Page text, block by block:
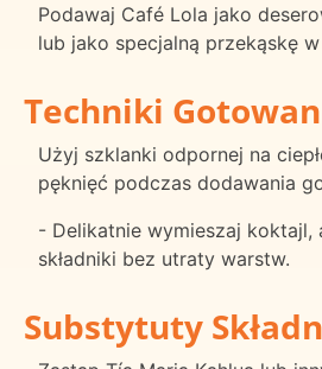
Podawaj Café Lola jako
lub jako specjalną przekąskę
Techniki
Użyj szklanki odpornej na
pęknięć podczas dodawania
- Delikatnie wymieszaj koktajl,
składniki bez utraty warstw.
Substytuty